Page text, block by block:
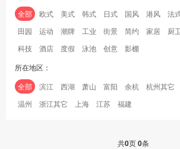
全部
欧式 美式 韩式 日式 国风 港风 法
田园
运动 潮牌 工业 街景 简约 家居 厨卫
科技
酒店 度假 泳池 创意
影棚
所在地区：
全部
滨江 西湖 萧山 富阳 余杭 杭州其它
温州
浙江其它 上海 江苏 福建
共0页0条